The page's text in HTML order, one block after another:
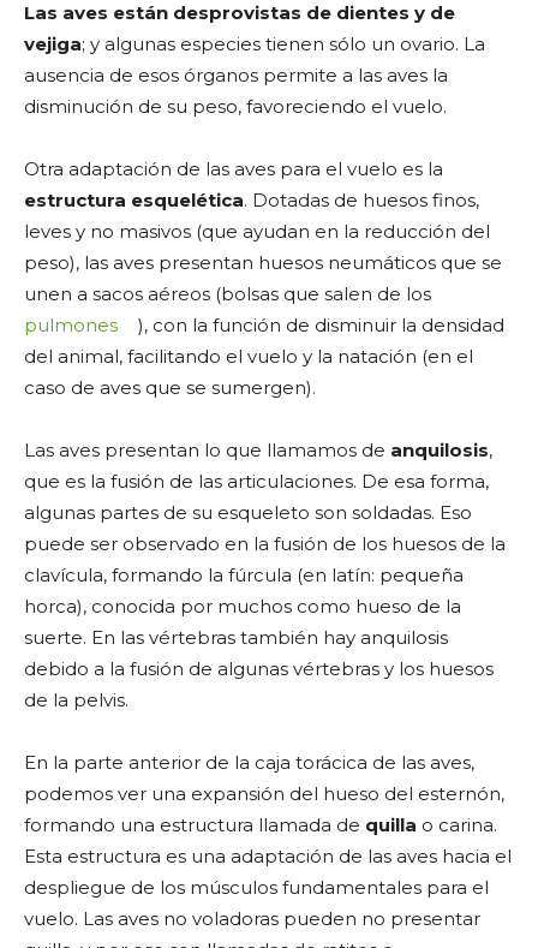
Las aves están desprovistas de dientes y de
vejiga; y algunas especies tienen sólo un ovario. La
ausencia de esos órganos permite a las aves la
disminución de su peso, favoreciendo el vuelo.
Otra adaptación de las aves para el vuelo es la
estructura esquelética. Dotadas de huesos finos,
leves y no masivos (que ayudan en la reducción del
peso), las aves presentan huesos neumáticos que se
unen a sacos aéreos (bolsas que salen de los
pulmones
), con la función de disminuir la densidad
del animal, facilitando el vuelo y la natación (en el
caso de aves que se sumergen).
Las aves presentan lo que llamamos de anquilosis,
que es la fusión de las articulaciones. De esa forma,
algunas partes de su esqueleto son soldadas. Eso
puede ser observado en la fusión de los huesos de la
clavícula, formando la fúrcula (en latín: pequeña
horca), conocida por muchos como hueso de la
suerte. En las vértebras también hay anquilosis
debido a la fusión de algunas vértebras y los huesos
de la pelvis.
En la parte anterior de la caja torácica de las aves,
podemos ver una expansión del hueso del esternón,
formando una estructura llamada de quilla o carina.
Esta estructura es una adaptación de las aves hacia el
despliegue de los músculos fundamentales para el
vuelo. Las aves no voladoras pueden no presentar